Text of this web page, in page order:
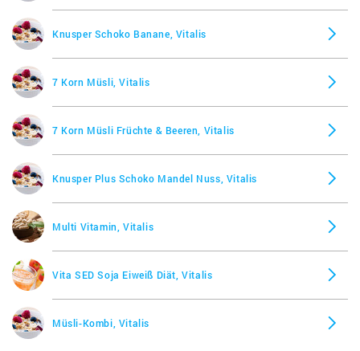
Knusper Schoko Banane, Vitalis
7 Korn Müsli, Vitalis
7 Korn Müsli Früchte & Beeren, Vitalis
Knusper Plus Schoko Mandel Nuss, Vitalis
Multi Vitamin, Vitalis
Vita SED Soja Eiweiß Diät, Vitalis
Müsli-Kombi, Vitalis